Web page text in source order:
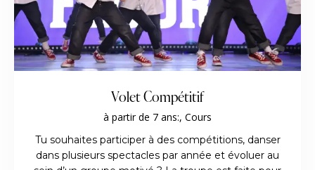
Volet Compétitif
à partir de 7 ans:, Cours
Tu souhaites participer à des compétitions, danser
dans plusieurs spectacles par année et évoluer au